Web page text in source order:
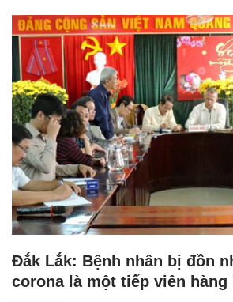
Đắk Lắk: Bệnh nhân bị đồn
corona là một tiếp viên hàng